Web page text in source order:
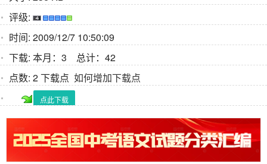
评级:
时间: 2009/12/7 10:50:09
下载: 本月：3 总计：42
点数: 2 下载点 如何增加下载点
点此下载